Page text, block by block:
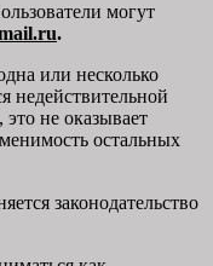
могут
.
или несколько
недействительной
не оказывает
остальных
законодательство